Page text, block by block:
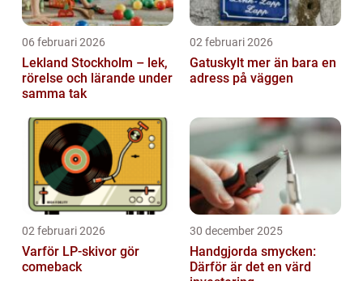
06 februari 2026
Lekland Stockholm – lek,
rörelse och lärande under
samma tak
02 februari 2026
Gatuskylt mer än bara en
adress på väggen
02 februari 2026
Varför LP-skivor gör
comeback
30 december 2025
Handgjorda smycken:
Därför är det en värd